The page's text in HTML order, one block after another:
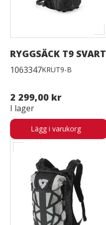
RYGGSÄCK T9 SVART
1063347KRUT9-B
2 299,00 kr
I lager
Lägg i varukorg